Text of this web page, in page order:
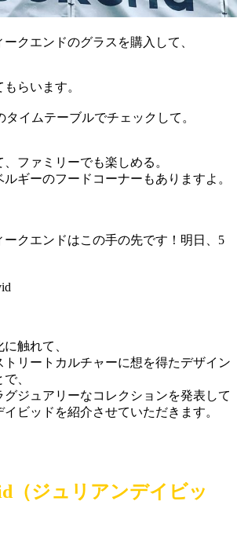
クエンドのグラスを購入して、
らいます。
イムテーブルでチェックして。
ファミリーでも楽しめる。
ギーのフードコーナーもありますよ。
クエンドはこの手の先です！明日、5
触れて、
リートカルチャーに想を得たデザイン
、
グジュアリーなコレクションを発表して
ビッドを紹介させていただきます。
（ジュリアンデイビッ